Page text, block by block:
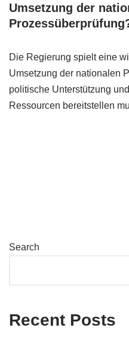
Umsetzung der
Die Regierung spielt eine
Umsetzung der nationalen
politische Unterstützung
Ressourcen bereitstellen
Search
Recent Posts